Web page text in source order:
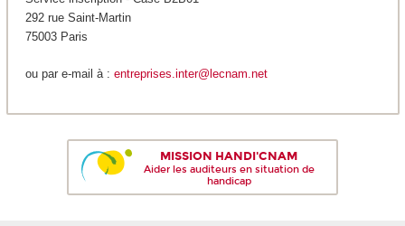
292 rue Saint-Martin
75003 Paris
ou par e-mail à : entreprises.inter@lecnam.net
MISSION HANDI'CNAM
Aider les auditeurs en situation de
handicap